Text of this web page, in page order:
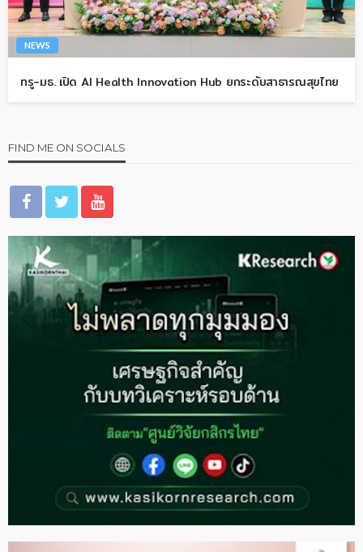
NEWS
ทรู-มธ. เปิด AI Health Innovation Hub ยกระดับสาธารณสุขไทย
FIND ME ON SOCIALS